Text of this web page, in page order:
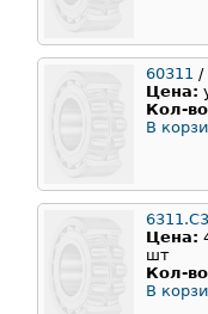
60311 /
Цена:
Кол-
В
6311.C3
Цена:
шт
Кол-
В